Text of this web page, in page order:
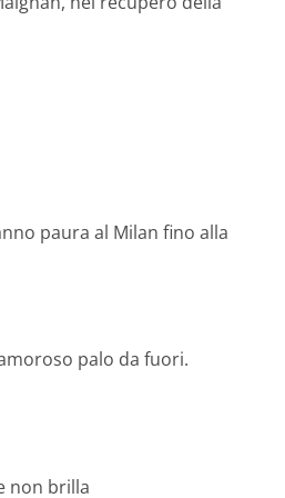
paura al Milan fino alla
palo da fuori.
non brilla